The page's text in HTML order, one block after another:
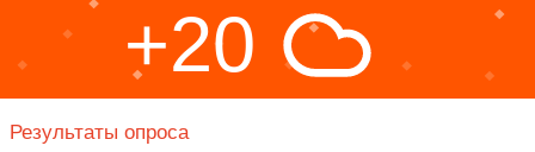
+20
Результаты опроса